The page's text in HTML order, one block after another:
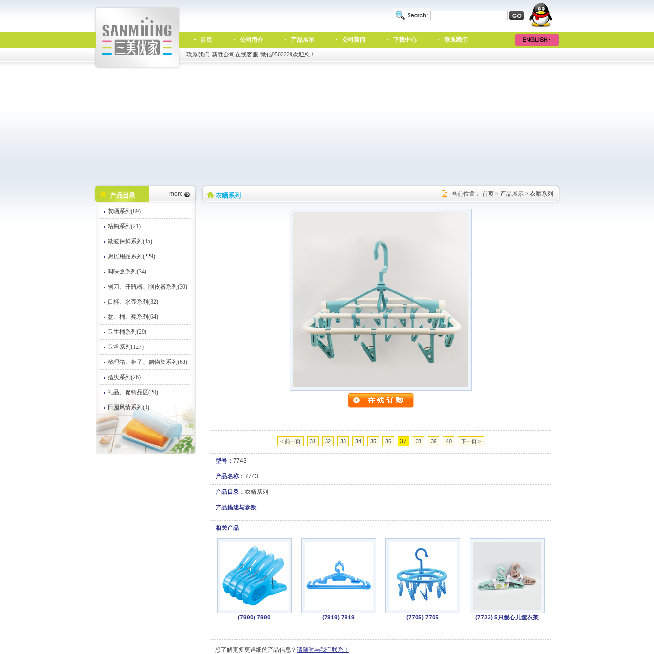
首页 公司简介 产品展示 公司新闻 下载中心 联系我们
联系我们-新胜公司在线客服-微信9502229欢迎您！
产品目录 more
衣晒系列(89)
粘钩系列(21)
微波保鲜系列(85)
厨房用品系列(229)
调味盒系列(34)
刨刀、开瓶器、削皮器系列(30)
口杯、水壶系列(32)
盆、桶、凳系列(64)
卫生桶系列(29)
卫浴系列(127)
整理箱、柜子、储物架系列(68)
婚庆系列(26)
礼品、促销品区(20)
田园风情系列(0)
衣晒系列 当前位置： 首页> 产品展示> 衣晒系列
< 前一页 31 32 33 34 35 36 37 38 39 40 下一页 >
型号： 7743
产品名称： 7743
产品目录： 衣晒系列
产品描述与参数
相关产品
(7990) 7990 (7819) 7819 (7705) 7705 (7722) 5只爱心儿童衣架
想了解更多更详细的产品信息？ 请随时与我们联系！